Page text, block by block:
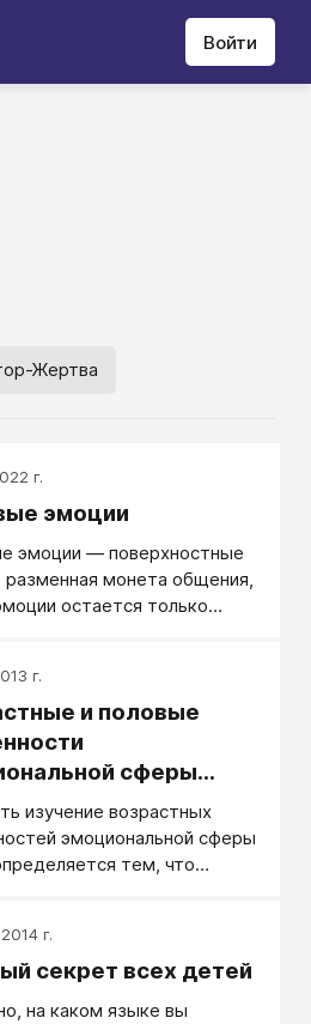
Войти
Жертва
г.
эмоции
эмоции — поверхностные
разменная монета общения,
остается только
г.
и половые
сферы
(Е.П. Ильин)
изучение возрастных
эмоциональной сферы
тем, что
развития.
г.
секрет всех детей
на каком языке вы